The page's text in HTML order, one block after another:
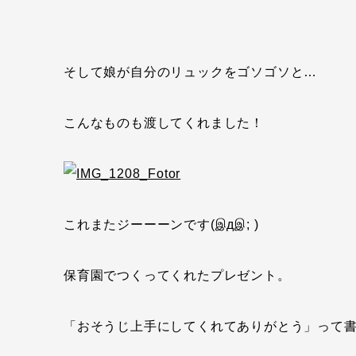
そして娘が自分のリュックをゴソゴソと…
こんなものも渡してくれました！
これまたジーーーンです(இдஇ; )
保育園でつくってくれたプレゼント。
「おそうじ上手にしてくれてありがとう」って